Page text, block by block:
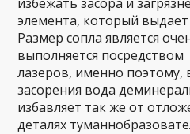
элемента, который
Размер сопла является
выполняется
лазеров, именно поэтому,
засорения вода
избавляет так же от
деталях